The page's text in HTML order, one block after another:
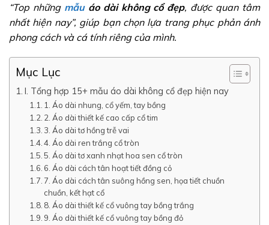
“Top những mẫu áo dài không cổ đẹp, được quan tâm
nhất hiện nay”, giúp bạn chọn lựa trang phục phản ánh
phong cách và cá tính riêng của mình.
Mục Lục
I. Tổng hợp 15+ mẫu áo dài không cổ đẹp hiện nay
1. Áo dài nhung, cổ yếm, tay bồng
2. Áo dài thiết kế cao cấp cổ tim
3. Áo dài tơ hồng trễ vai
4. Áo dài ren trắng cổ tròn
5. Áo dài tơ xanh nhạt hoa sen cổ tròn
6. Áo dài cách tân hoạt tiết đồng cỏ
7. Áo dài cách tân suông hồng sen, họa tiết chuồn
chuồn, kết hạt cổ
8. Áo dài thiết kế cổ vuông tay bồng trắng
9. Áo dài thiết kế cổ vuông tay bồng đỏ